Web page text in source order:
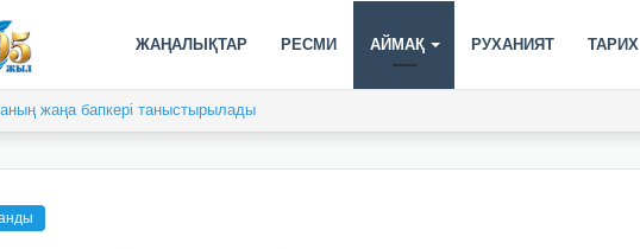
ЖАҢАЛЫҚТАР РЕСМИ АЙМАҚ РУХАНИЯТ ТАРИХ
жаңа бапкері таныстырылады